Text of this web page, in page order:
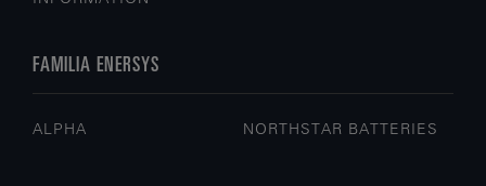
FAMILIA ENERSYS
ALPHA NORTHSTAR BATTERIES